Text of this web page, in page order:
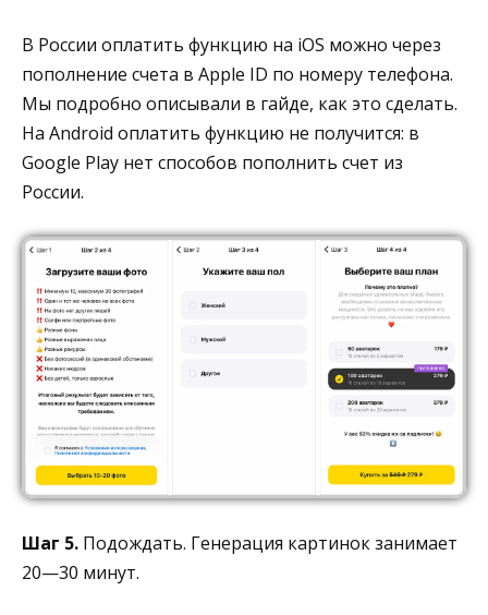
В России оплатить функцию на iOS можно через
пополнение счета в Apple ID по номеру телефона.
Мы подробно описывали в гайде, как это сделать.
На Android оплатить функцию не получится: в
Google Play нет способов пополнить счет из
России.
Шаг 5. Подождать. Генерация картинок занимает
20—30 минут.